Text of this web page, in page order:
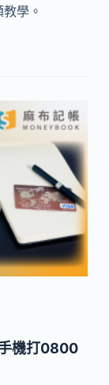
學。
機打0800